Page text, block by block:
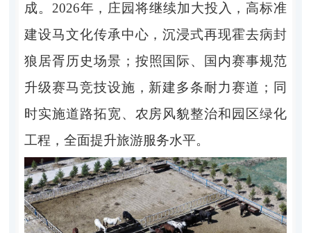
成。2026年，庄园将继续加大投入，高标准
建设马文化传承中心，沉浸式再现霍去病封
狼居胥历史场景；按照国际、国内赛事规范
升级赛马竞技设施，新建多条耐力赛道；同
时实施道路拓宽、农房风貌整治和园区绿化
工程，全面提升旅游服务水平。